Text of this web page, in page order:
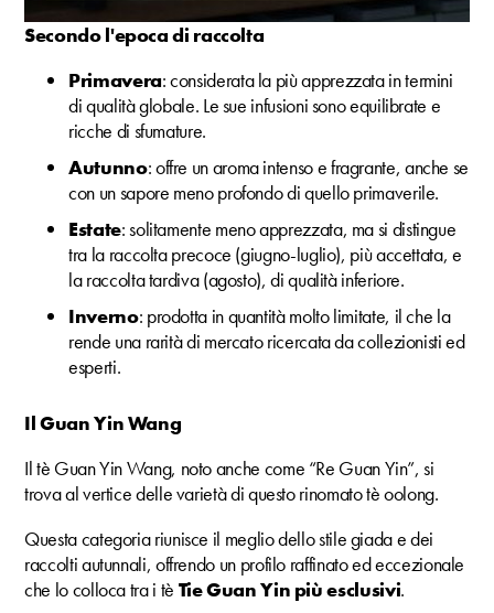
Secondo l'epoca di raccolta
Primavera: considerata la più apprezzata in termini
di qualità globale. Le sue infusioni sono equilibrate e
ricche di sfumature.
Autunno: offre un aroma intenso e fragrante, anche se
con un sapore meno profondo di quello primaverile.
Estate: solitamente meno apprezzata, ma si distingue
tra la raccolta precoce (giugno-luglio), più accettata, e
la raccolta tardiva (agosto), di qualità inferiore.
Inverno: prodotta in quantità molto limitate, il che la
rende una rarità di mercato ricercata da collezionisti ed
esperti.
Il Guan Yin Wang
Il tè Guan Yin Wang, noto anche come “Re Guan Yin”, si
trova al vertice delle varietà di questo rinomato tè oolong.
Questa categoria riunisce il meglio dello stile giada e dei
raccolti autunnali, offrendo un profilo raffinato ed eccezionale
che lo colloca tra i tè Tie Guan Yin più esclusivi.